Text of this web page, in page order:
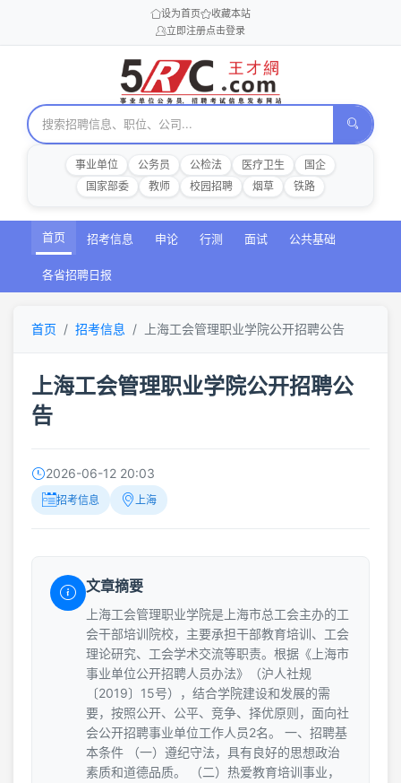
设为首页
收藏本站
立即注册点击登录
事业单位 公务员 公检法 医疗卫生
国企
国家部委
教师 校园招聘 烟草 铁路
首页 招考信息 申论 行测 面试 公共基础
各省招聘日报
首页 招考信息 上海工会管理职业学院公开招聘公告
上海工会管理职业学院公开招聘公
告
2026-06-12 20:03
招考信息 上海
文章摘要
上海工会管理职业学院是上海市总工会主办的工
会干部培训院校，主要承担干部教育培训、工会
理论研究、工会学术交流等职责。根据《上海市
事业单位公开招聘人员办法》（沪人社规
〔2019〕15号），结合学院建设和发展的需
要，按照公开、公平、竞争、择优原则，面向社
会公开招聘事业单位工作人员2名。 一、招聘基
本条件 （一）遵纪守法，具有良好的思想政治
素质和道德品质。 （二）热爱教育培训事业，